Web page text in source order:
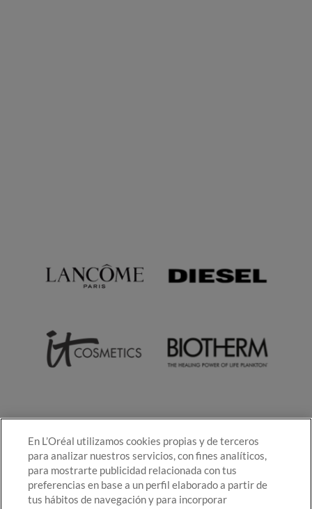
En L’Oréal utilizamos cookies propias y de terceros
para analizar nuestros servicios, con fines analíticos,
para mostrarte publicidad relacionada con tus
preferencias en base a un perfil elaborado a partir de
tus hábitos de navegación y para incorporar